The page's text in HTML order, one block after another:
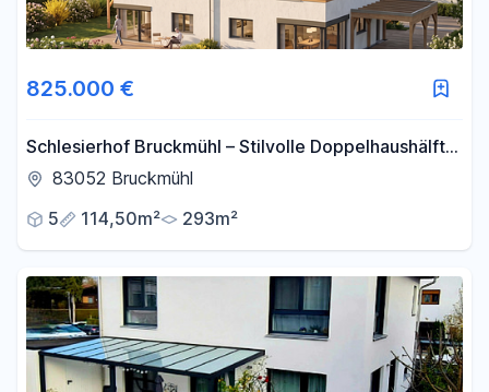
825.000 €
Schlesierhof Bruckmühl – Stilvolle Doppelhaushälfte
in hochwertiger Holzbauweise
83052 Bruckmühl
5
114,50m² 293m²